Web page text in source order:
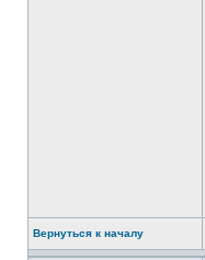
Вернуться к началу